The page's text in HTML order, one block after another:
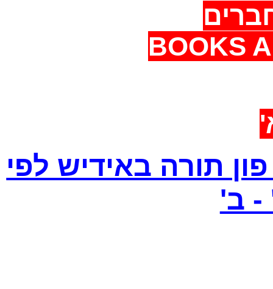
BOOKS
תורה באידיש לפי
- ב'